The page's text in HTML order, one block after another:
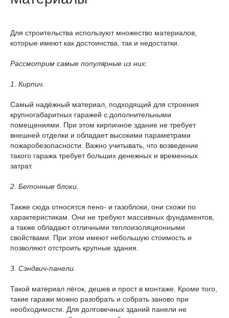
Для строительства используют множество материалов,
которые имеют как достоинства, так и недостатки.
Рассмотрим самые популярные из них:
1. Кирпич.
Самый надёжный материал, подходящий для строения
крупногабаритных гаражей с дополнительными
помещениями. При этом кирпичное здание не требует
внешней отделки и обладает высокими параметрами
пожаробезопасности. Важно учитывать, что возведение
такого гаража требует больших денежных и временных
затрат.
2. Бетонные блоки.
Также сюда относятся пено- и газоблоки, они схожи по
характеристикам. Они не требуют массивных фундаментов,
а также обладают отличными теплоизоляционными
свойствами. При этом имеют небольшую стоимость и
позволяют отстроить крупные здания.
3. Сэндвич-панели.
Такой материал лёгок, дешев и прост в монтаже. Кроме того,
такие гаражи можно разобрать и собрать заново при
необходимости. Для долговечных зданий панели не